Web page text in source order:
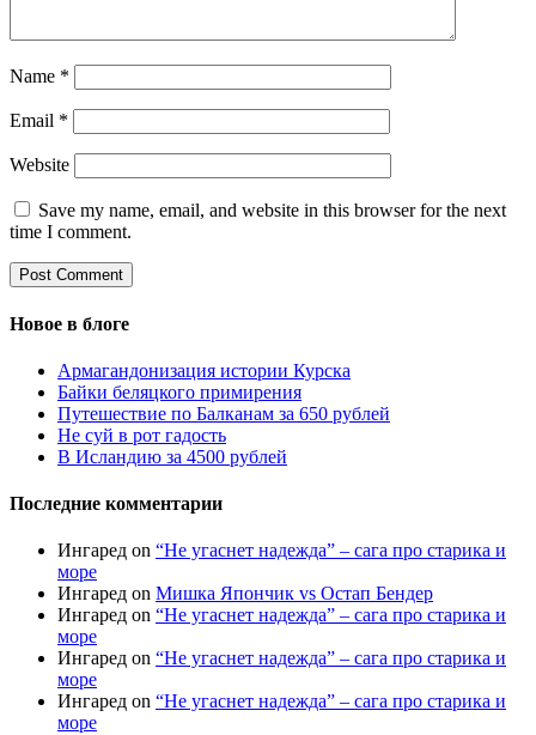
Name *
Email *
Website
Save my name, email, and website in this browser for the next
time I comment.
Новое в блоге
Армагандонизация истории Курска
Байки беляцкого примирения
Путешествие по Балканам за 650 рублей
Не суй в рот гадость
В Исландию за 4500 рублей
Последние комментарии
Ингаред on “Не угаснет надежда” – сага про старика и
море
Ингаред on Мишка Япончик vs Остап Бендер
Ингаред on “Не угаснет надежда” – сага про старика и
море
Ингаред on “Не угаснет надежда” – сага про старика и
море
Ингаред on “Не угаснет надежда” – сага про старика и
море